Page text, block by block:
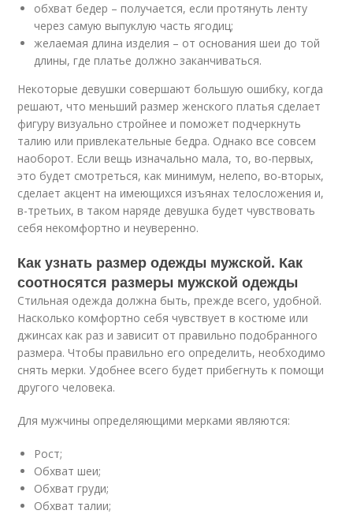
обхват бедер – получается, если протянуть ленту
через самую выпуклую часть ягодиц;
желаемая длина изделия – от основания шеи до той
длины, где платье должно заканчиваться.
Некоторые девушки совершают большую ошибку, когда
решают, что меньший размер женского платья сделает
фигуру визуально стройнее и поможет подчеркнуть
талию или привлекательные бедра. Однако все совсем
наоборот. Если вещь изначально мала, то, во-первых,
это будет смотреться, как минимум, нелепо, во-вторых,
сделает акцент на имеющихся изъянах телосложения и,
в-третьих, в таком наряде девушка будет чувствовать
себя некомфортно и неуверенно.
Как узнать размер одежды мужской. Как
соотносятся размеры мужской одежды
Стильная одежда должна быть, прежде всего, удобной.
Насколько комфортно себя чувствует в костюме или
джинсах как раз и зависит от правильно подобранного
размера. Чтобы правильно его определить, необходимо
снять мерки. Удобнее всего будет прибегнуть к помощи
другого человека.
Для мужчины определяющими мерками являются:
Рост;
Обхват шеи;
Обхват груди;
Обхват талии;